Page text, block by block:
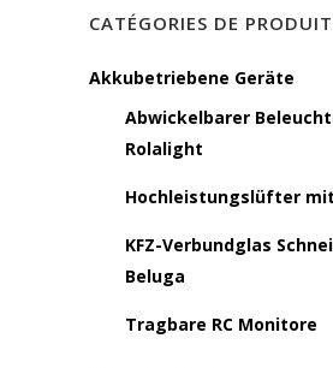
CATÉGORIES DE
Akkubetriebene Geräte
Abwickelbarer
Rolalight
Hochleistungslüfter
KFZ-Verbundglas
Beluga
Tragbare RC Monitore